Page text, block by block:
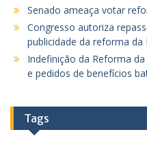
Senado ameaça votar
Congresso autoriza
publicidade da reforma da
Indefinição da Reforma
e pedidos de benefícios
Tags